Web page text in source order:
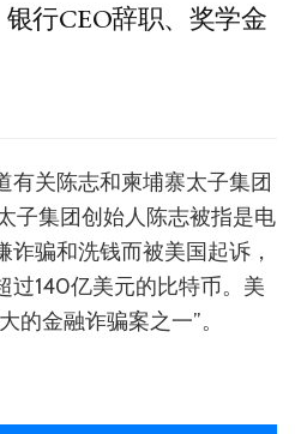
行CEO辞职、奖学金
有关陈志和柬埔寨太子集团
子集团创始人陈志被指是电
骗和洗钱而被美国起诉，
过140亿美元的比特币。美
的金融诈骗案之一”。